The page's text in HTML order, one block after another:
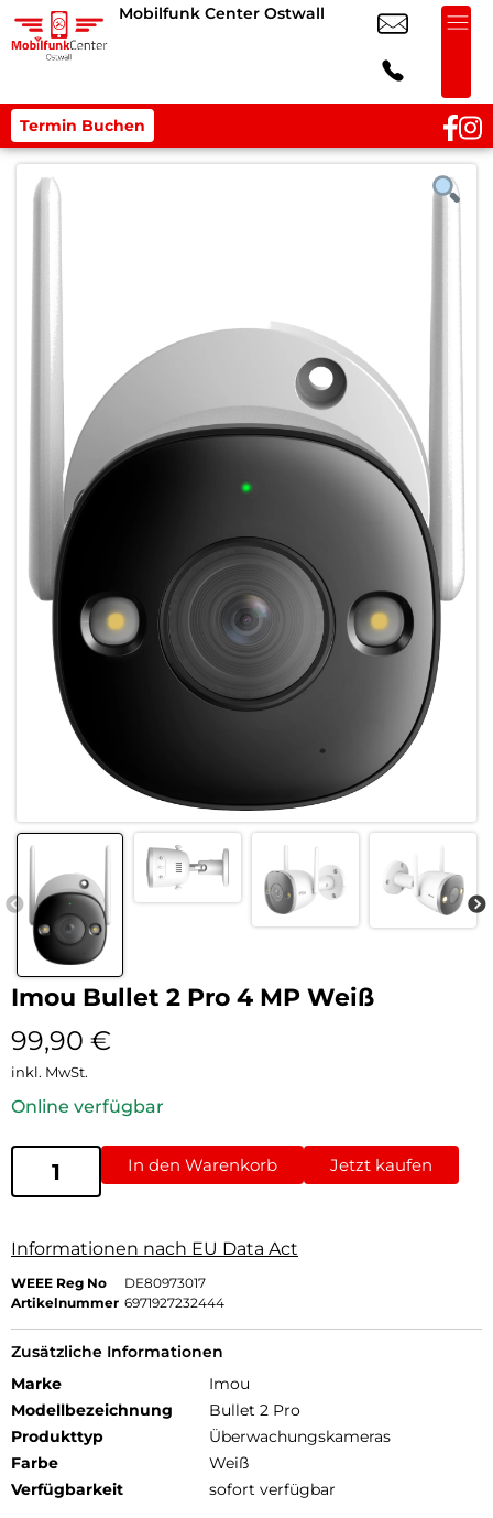
Mobilfunk Center Ostwall
Termin Buchen
Imou Bullet 2 Pro 4 MP Weiß
99,90 €
inkl. MwSt.
Online verfügbar
In den Warenkorb Jetzt kaufen
Informationen nach EU Data Act
WEEE Reg No
DE80973017
Artikelnummer 6971927232444
Zusätzliche Informationen
Marke
Imou
Modellbezeichnung
Bullet 2 Pro
Produkttyp
Überwachungskameras
Farbe
Weiß
Verfügbarkeit
sofort verfügbar